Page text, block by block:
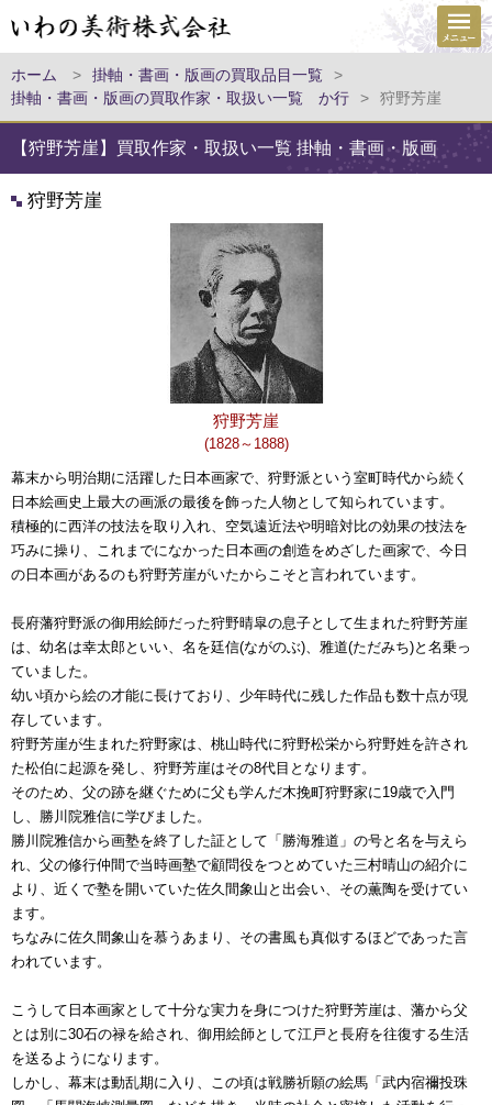
ホーム > 掛軸・書画・版画の買取品目一覧
>
掛軸・書画・版画の買取作家・取扱い一覧 か行
> 狩野芳崖
【狩野芳崖】買取作家・取扱い一覧 掛軸・書画・版画
狩野芳崖
狩野芳崖
(1828～1888)
幕末から明治期に活躍した日本画家で、狩野派という室町時代から続く
日本絵画史上最大の画派の最後を飾った人物として知られています。
積極的に西洋の技法を取り入れ、空気遠近法や明暗対比の効果の技法を
巧みに操り、これまでになかった日本画の創造をめざした画家で、今日
の日本画があるのも狩野芳崖がいたからこそと言われています。
長府藩狩野派の御用絵師だった狩野晴皐の息子として生まれた狩野芳崖
は、幼名は幸太郎といい、名を廷信(ながのぶ)、雅道(ただみち)と名乗っ
ていました。
幼い頃から絵の才能に長けており、少年時代に残した作品も数十点が現
存しています。
狩野芳崖が生まれた狩野家は、桃山時代に狩野松栄から狩野姓を許され
た松伯に起源を発し、狩野芳崖はその8代目となります。
そのため、父の跡を継ぐために父も学んだ木挽町狩野家に19歳で入門
し、勝川院雅信に学びました。
勝川院雅信から画塾を終了した証として「勝海雅道」の号と名を与えら
れ、父の修行仲間で当時画塾で顧問役をつとめていた三村晴山の紹介に
より、近くで塾を開いていた佐久間象山と出会い、その薫陶を受けてい
ます。
ちなみに佐久間象山を慕うあまり、その書風も真似するほどであった言
われています。
こうして日本画家として十分な実力を身につけた狩野芳崖は、藩から父
とは別に30石の禄を給され、御用絵師として江戸と長府を往復する生活
を送るようになります。
しかし、幕末は動乱期に入り、この頃は戦勝祈願の絵馬「武内宿禰投珠